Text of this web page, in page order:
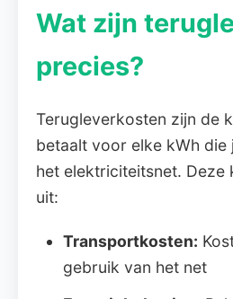
Wat zijn
precies?
Terugleverkosten zijn de
betaalt voor elke kWh die
het elektriciteitsnet. Deze
uit:
Transportkosten:
gebruik van het net